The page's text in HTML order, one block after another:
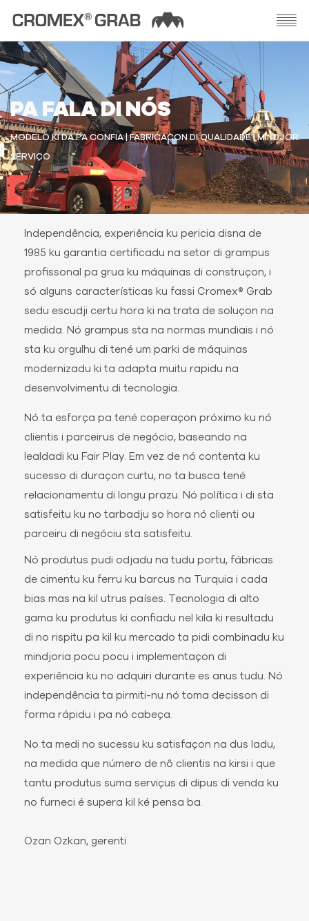
PA FALA DI NÓS
MODELO KI DA PA CONFIA | FABRICAÇON DI QUALIDADE | MINDJOR
SERVIÇO
Independência, experiência ku pericia disna de
1985 ku garantia certificadu na setor di grampus
profissonal pa grua ku máquinas di construçon, i
só alguns características ku fassi Cromex® Grab
sedu escudji certu hora ki na trata de soluçon na
medida. Nó grampus sta na normas mundiais i nó
sta ku orgulhu di tené um parki de máquinas
modernizadu ki ta adapta muitu rapidu na
desenvolvimentu di tecnologia.
Nó ta esforça pa tené coperaçon próximo ku nó
clientis i parceirus de negócio, baseando na
lealdadi ku Fair Play. Em vez de nó contenta ku
sucesso di duraçon curtu, no ta busca tené
relacionamentu di longu prazu. Nó política i di sta
satisfeitu ku no tarbadju so hora nó clienti ou
parceiru di negóciu sta satisfeitu.
Nó produtus pudi odjadu na tudu portu, fábricas
de cimentu ku ferru ku barcus na Turquia i cada
bias mas na kil utrus países. Tecnologia di alto
gama ku produtus ki confiadu nel kila ki resultadu
di no rispitu pa kil ku mercado ta pidi combinadu ku
mindjoria pocu pocu i implementaçon di
experiência ku no adquiri durante es anus tudu. Nó
independência ta pirmiti-nu nó toma decisson di
forma rápidu i pa nó cabeça.
No ta medi no sucessu ku satisfaçon na dus ladu,
na medida que número de nô clientis na kirsi i que
tantu produtus suma serviçus di dipus di venda ku
no furneci é supera kil ké pensa ba.
Ozan Ozkan, gerenti